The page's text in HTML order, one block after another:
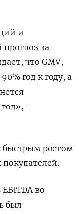
и
прогноз за
что GMV,
год к году, а
-
быстрым ростом
покупателей.
во
был